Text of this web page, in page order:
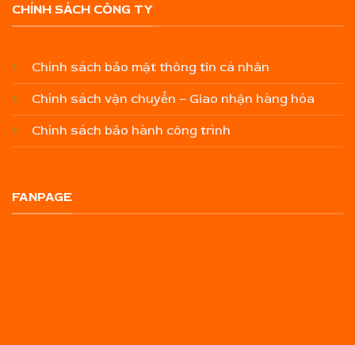
CHÍNH SÁCH CÔNG TY
Chính sách bảo mật thông tin cá nhân
Chính sách vận chuyển – Giao nhận hàng hóa
Chính sách bảo hành công trình
FANPAGE